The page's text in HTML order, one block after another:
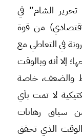
الشام” في
من قوة
في التعاطي مع
إلا أنه وبالوقت
والضعف، خاصة
لا تمت بأي
سياق رهانات
الذي تحقق